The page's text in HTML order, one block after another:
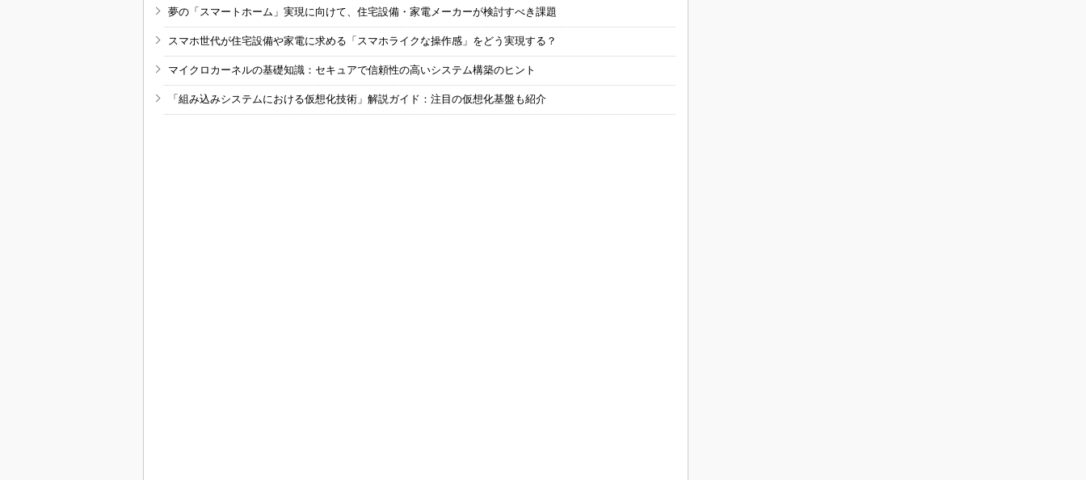
夢の「スマートホーム」実現に向けて、住宅設備・家電メーカーが検討すべき課題
スマホ世代が住宅設備や家電に求める「スマホライクな操作感」をどう実現する？
マイクロカーネルの基礎知識：セキュアで信頼性の高いシステム構築のヒント
「組み込みシステムにおける仮想化技術」解説ガイド：注目の仮想化基盤も紹介